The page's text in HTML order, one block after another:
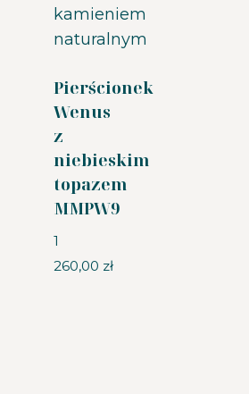
Pierścionek
Wenus
z
niebieskim
topazem
MMPW9
1
260,00 zł